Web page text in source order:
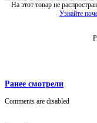
На этот товар не
Узнайте
Ранее смотрели
Comments are disabled